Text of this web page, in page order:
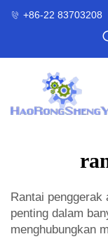
+86-22 83703208
Rantai penggerak
penting dalam
menghubungkan